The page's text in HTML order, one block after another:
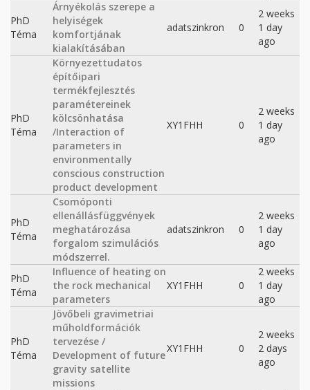
PhD
Téma
Árnyékolás szerepe a
helyiségek
komfortjának
kialakításában
adatszinkron 0
2 weeks
1 day
ago
PhD
Téma
Környezettudatos
építőipari
termékfejlesztés
paramétereinek
kölcsönhatása
/Interaction of
parameters in
environmentally
conscious construction
product development
XY1FHH 0
2 weeks
1 day
ago
PhD
Téma
Csomóponti
ellenállásfüggvények
meghatározása
forgalom szimulációs
módszerrel.
adatszinkron 0
2 weeks
1 day
ago
PhD
Téma
Influence of heating on
the rock mechanical
parameters
XY1FHH 0
2 weeks
1 day
ago
PhD
Téma
Jövőbeli gravimetriai
műholdformációk
tervezése /
Development of future
gravity satellite
missions
XY1FHH 0
2 weeks
2 days
ago